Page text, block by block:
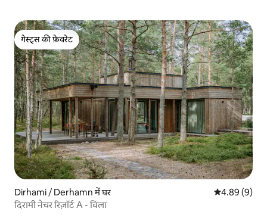
गेस्ट्स की फ़ेवरेट
गेस्ट्स की फ़ेवरेट
Dirhami / Derhamn में घर औसत रेटिंग 5 में
4.89 (9)
दिरामी नेचर रिज़ॉर्ट A - विला